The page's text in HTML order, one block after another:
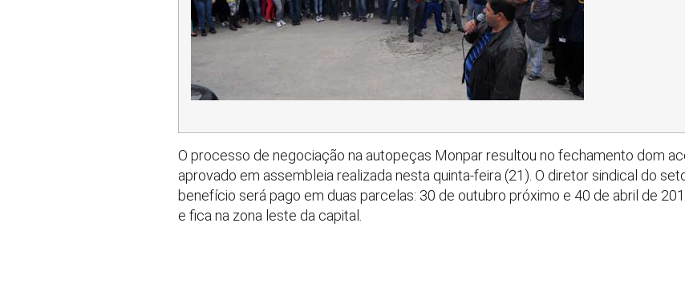
O processo de negociação na autopeças Monpar resultou no fechamento dom
aprovado em assembleia realizada nesta quinta-feira (21). O diretor sindical do
benefício será pago em duas parcelas: 30 de outubro próximo e 40 de abril de
e fica na zona leste da capital.